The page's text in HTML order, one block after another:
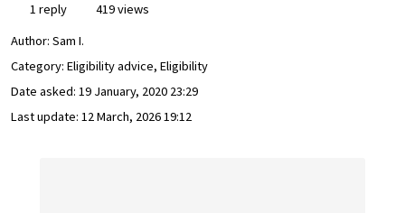
1 reply
419 views
Author: Sam I.
Category: Eligibility advice, Eligibility
Date asked: 19 January, 2020 23:29
Last update: 12 March, 2026 19:12